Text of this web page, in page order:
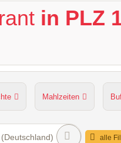
in PLZ
Mahlzeiten
Sitzplätze im
alle